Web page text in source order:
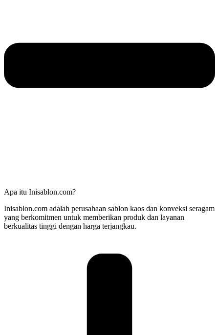
Apa itu Inisablon.com?
Inisablon.com adalah perusahaan sablon kaos dan konveksi seragam
yang berkomitmen untuk memberikan produk dan layanan
berkualitas tinggi dengan harga terjangkau.